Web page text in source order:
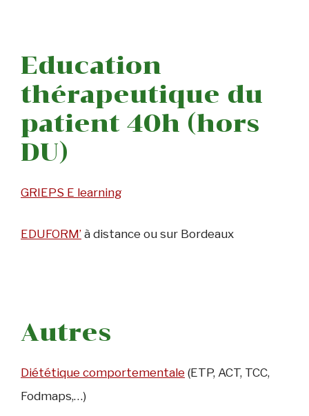
Education
thérapeutique du
patient 40h (hors
DU)
GRIEPS E learning
EDUFORM’ à distance ou sur Bordeaux
Autres
Diététique comportementale (ETP, ACT, TCC,
Fodmaps,…)